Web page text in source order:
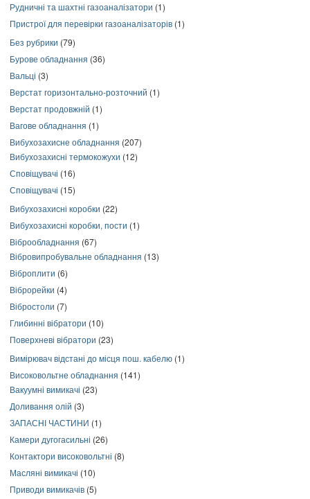
Рудничні та шахтні газоаналізатори (1)
Пристрої для перевірки газоаналізаторів (1)
Без рубрики (79)
Бурове обладнання (36)
Вальці (3)
Верстат горизонтально-розточний (1)
Верстат продовжній (1)
Вагове обладнання (1)
Вибухозахисне обладнання (207)
Вибухозахисні термокожухи (12)
Сповіщувачі (16)
Сповіщувачі (15)
Вибухозахисні коробки (22)
Вибухозахисні коробки, пости (1)
Віброобладнання (67)
Вібровипробувальне обладнання (13)
Віброплити (6)
Віброрейки (4)
Вібростоли (7)
Глибинні вібратори (10)
Поверхневі вібратори (23)
Вимірювач відстані до місця пош. кабелю (1)
Високовольтне обладнання (141)
Вакуумні вимикачі (23)
Доливання олій (3)
ЗАПАСНІ ЧАСТИНИ (1)
Камери дугогасильні (26)
Контактори високовольтні (8)
Масляні вимикачі (10)
Приводи вимикачів (5)